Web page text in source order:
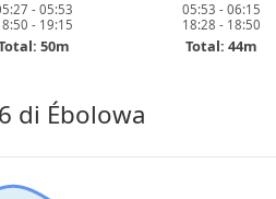
- 05:53
- 19:15
50m
05:53 - 06:15
18:28 - 18:50
Total: 44m
di Ébolowa